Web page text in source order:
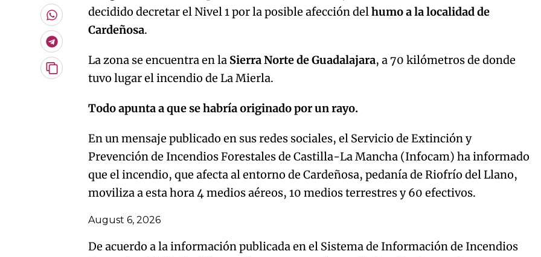
por
Email
Whatsapp
Telegram
Copiar
artículo
decidido decretar el Nivel 1 por la posible afección delhumo a la localidad de
Cardeñosa.
La zona se encuentra en la Sierra Norte de Guadalajara, a 70 kilómetros de donde
tuvo lugar el incendio de La Mierla.
Todo apunta a que se habría originado por un rayo.
En un mensaje publicado en sus redes sociales, el Servicio de Extinción y
Prevención de Incendios Forestales de Castilla-La Mancha (Infocam) ha informado
que el incendio, que afecta al entorno de Cardeñosa, pedanía de Riofrío del Llano,
moviliza a esta hora 4 medios aéreos, 10 medios terrestres y 60 efectivos.
August 6, 2026
De acuerdo a la información publicada en el Sistema de Información de Incendios